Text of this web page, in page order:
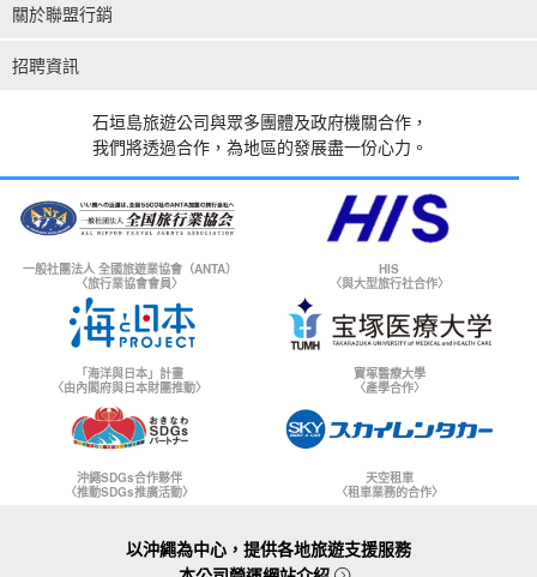
關於聯盟行銷
招聘資訊
石垣島旅遊公司與眾多團體及政府機關合作，
我們將透過合作，為地區的發展盡一份心力。
一般社團法人 全國旅遊業協會（ANTA）
〈旅行業協會會員〉
HIS
〈與大型旅行社合作〉
「海洋與日本」計畫
〈由內閣府與日本財團推動〉
寶塚醫療大學
〈產學合作〉
沖繩SDGs合作夥伴
〈推動SDGs推廣活動〉
天空租車
〈租車業務的合作〉
以沖繩為中心，提供各地旅遊支援服務